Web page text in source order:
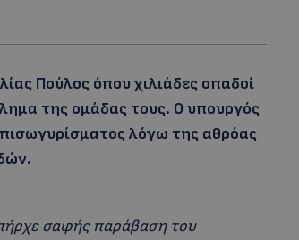
Πούλος όπου χιλιάδες οπαδοί
της ομάδας τους. Ο υπουργός
λόγω της αθρόας
σαφής παράβαση του